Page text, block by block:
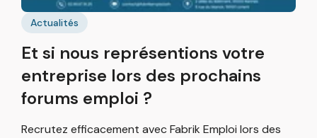
Actualités
Et si nous représentions votre
entreprise lors des prochains
forums emploi ?
Recrutez efficacement avec Fabrik Emploi lors des